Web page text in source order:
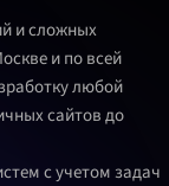
и сложных
и по всей
любой
сайтов до
с учетом задач